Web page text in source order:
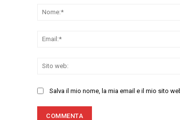
Salva il mio nome, la mia email e il mio sito